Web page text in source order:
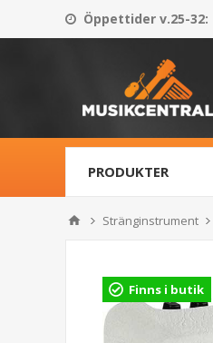
Öppettider v.25-32:
PRODUKTER
Stränginstrument
Finns i butik